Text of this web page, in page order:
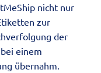
nicht nur
zur
der
einem
übernahm.